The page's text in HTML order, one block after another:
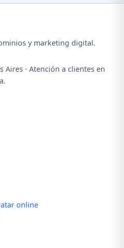
y marketing digital.
Aires · Atención a clientes en
online